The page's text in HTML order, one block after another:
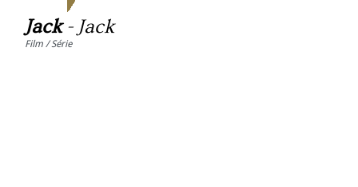
Jack- Jack
Film / Série